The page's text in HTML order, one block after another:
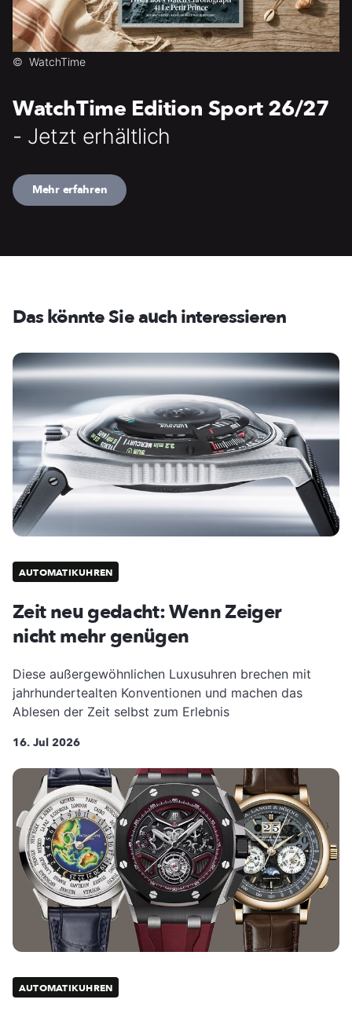
© WatchTime
WatchTime Edition Sport 26/27
- Jetzt erhältlich
Mehr erfahren
Das könnte Sie auch interessieren
AUTOMATIKUHREN
Zeit neu gedacht: Wenn Zeiger
nicht mehr genügen
Diese außergewöhnlichen Luxusuhren brechen mit
jahrhundertealten Konventionen und machen das
Ablesen der Zeit selbst zum Erlebnis
16. Jul 2026
AUTOMATIKUHREN